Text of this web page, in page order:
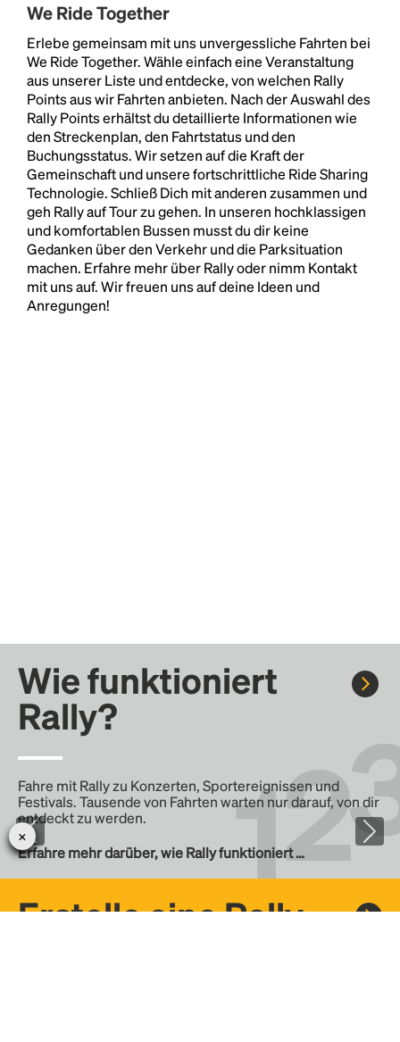
We Ride Together
Erlebe gemeinsam mit uns unvergessliche Fahrten bei
We Ride Together. Wähle einfach eine Veranstaltung
aus unserer Liste und entdecke, von welchen Rally
Points aus wir Fahrten anbieten. Nach der Auswahl des
Rally Points erhältst du detaillierte Informationen wie
den Streckenplan, den Fahrtstatus und den
Buchungsstatus. Wir setzen auf die Kraft der
Gemeinschaft und unsere fortschrittliche Ride Sharing
Technologie. Schließ Dich mit anderen zusammen und
geh Rally auf Tour zu gehen. In unseren hochklassigen
und komfortablen Bussen musst du dir keine
Gedanken über den Verkehr und die Parksituation
machen. Erfahre mehr über Rally oder nimm Kontakt
mit uns auf. Wir freuen uns auf deine Ideen und
Anregungen!
Wie funktioniert
Rally?
Fahre mit Rally zu Konzerten, Sportereignissen und
Festivals. Tausende von Fahrten warten nur darauf, von dir
entdeckt zu werden.
Erfahre mehr darüber, wie Rally funktioniert …
Erstelle eine Rally
Headline
Lorem Ipsum is simply dummy text of the printing
and typesetting industry.Lorem Ipsum has been the
industry's standarddummy text ever since the
1500s, when an unknown printer took a galley of
type and scrambled it to make a type specimen
book. It has survived not only five centuries, but also
the leap into electronic typesetting, remaining
essentially unchanged.